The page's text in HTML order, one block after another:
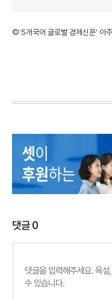
©'5개국어 글로벌 경제신문' 아
댓글0